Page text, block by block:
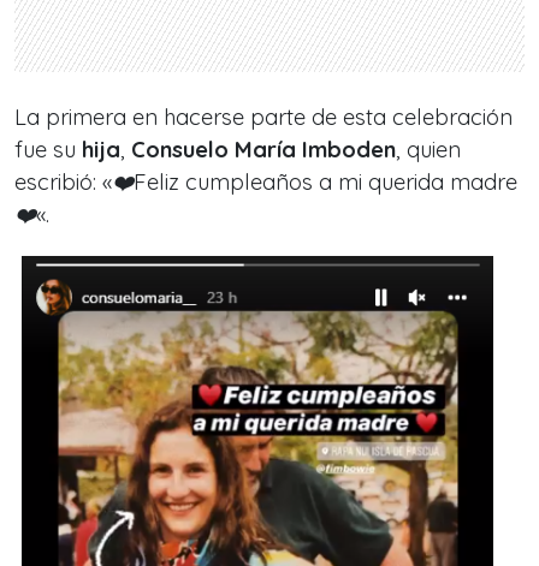
La primera en hacerse parte de esta celebración
fue su hija Consuelo María Imboden , quien
escribió: «❤️Feliz cumpleaños a mi querida madre
❤️«.